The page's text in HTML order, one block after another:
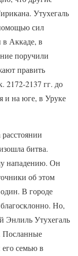
Утухегаль
сил
в Аккаде, в
поручили
править
2172-2137 гг. до
и на юге, в Уруке
битва.
нападению. Он
об этом
В городе
Но,
Энлиль Утухегаль
Посланные
семью в